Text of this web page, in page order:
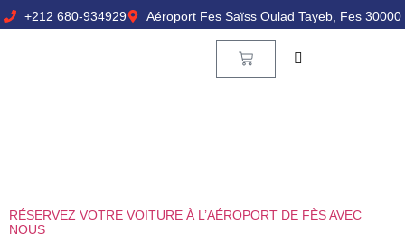
+212 680-934929 Aéroport Fes Saïss Oulad Tayeb, Fes 30000
RÉSERVEZ VOTRE VOITURE À L’AÉROPORT DE FÈS AVEC
NOUS